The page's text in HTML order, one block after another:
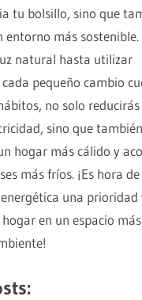
tu bolsillo, sino que
entorno más sostenible.
natural hasta utilizar
pequeño cambio
no solo
sino que también
hogar más cálido y
más fríos. ¡Es hora
una prioridad
en un espacio